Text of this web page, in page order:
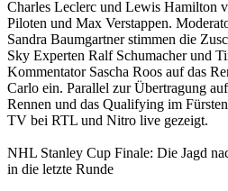
Charles Leclerc und Lewis Hamilton
Piloten und Max Verstappen.
Sandra Baumgartner stimmen die
Sky Experten Ralf Schumacher und
Kommentator Sascha Roos auf das
Carlo ein. Parallel zur Übertragung
Rennen und das Qualifying im
TV bei RTL und Nitro live gezeigt.
NHL Stanley Cup Finale: Die Jagd
in die letzte Runde